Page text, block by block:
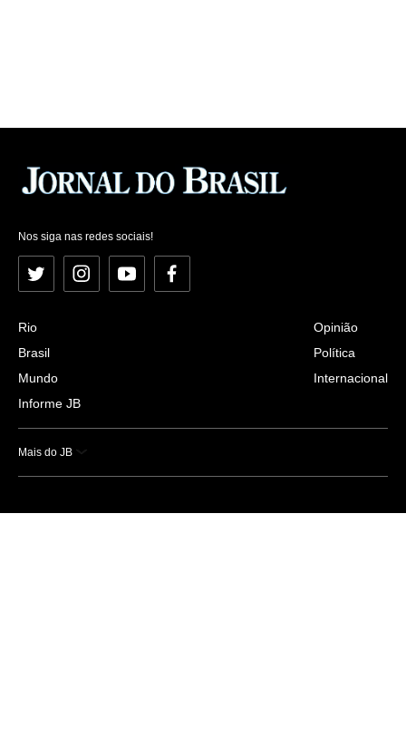
Nos siga nas redes sociais!
Twitter InstagramYouTubeFacebook
Rio
Brasil
Mundo
Informe JB
Opinião
Política
Internacional
Mais do JB
Esportes